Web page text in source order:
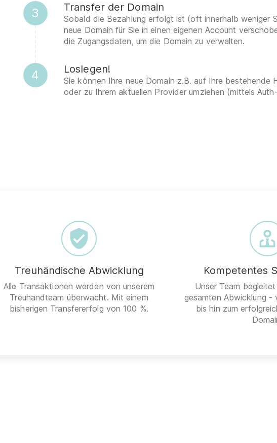
3 Transfer der Domain
Sobald die Bezahlung erfolgt ist (oft innerhalb weniger
neue Domain für Sie in einen eigenen Account
die Zugangsdaten, um die Domain zu verwalten.
4 Loslegen!
Sie können Ihre neue Domain z.B. auf Ihre bestehende
oder zu Ihrem aktuellen Provider umziehen (mittels
Treuhändische Abwicklung
Alle Transaktionen werden von unserem
Treuhandteam überwacht. Mit einem
bisherigen Transfererfolg von 100 %.
Kompetentes
Unser Team
gesamten Abwicklung -
bis hin zum